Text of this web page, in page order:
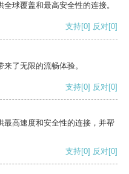
球覆盖和最高安全性的连接。
支持[0] 反对[0]
了无限的流畅体验。
支持[0] 反对[0]
最高速度和安全性的连接，并帮
支持[0] 反对[0]